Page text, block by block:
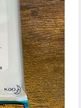
検
索
Twitter
で
シ